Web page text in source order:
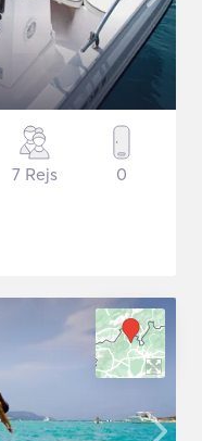
7 Rejs 0